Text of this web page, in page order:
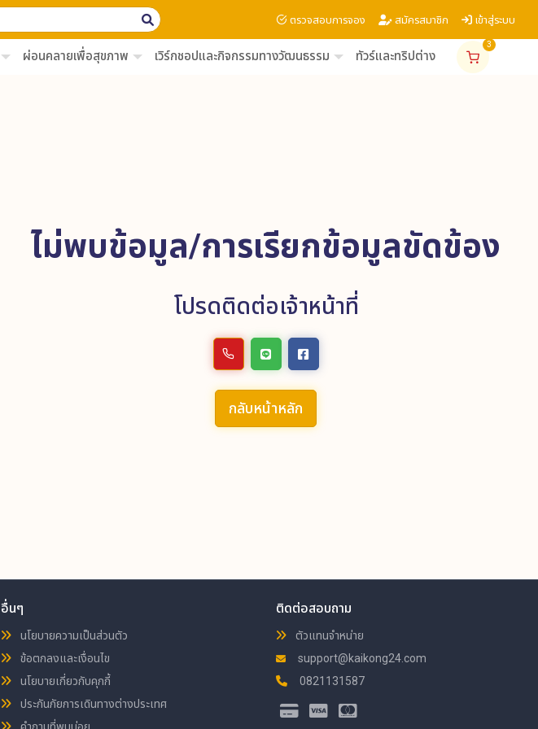
ตรวจสอบการจอง สมัครสมาชิก เข้าสู่ระบบ
ผ่อนคลายเพื่อสุขภาพ เวิร์กชอปและกิจกรรมทางวัฒนธรรม ทัวร์และทริปต่าง ๆ รับประทานอ
3
ไม่พบข้อมูล/การเรียกข้อมูลขัดข้อง
โปรดติดต่อเจ้าหน้าที่
กลับหน้าหลัก
อื่นๆ
นโยบายความเป็นส่วนตัว
ข้อตกลงและเงื่อนไข
นโยบายเกี่ยวกับคุกกี้
ประกันภัยการเดินทางต่างประเทศ
ติดต่อสอบถาม
ตัวแทนจำหน่าย
support@kaikong24.com
0821131587